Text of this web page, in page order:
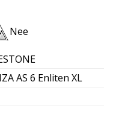
Nee
AS 6 Enliten XL